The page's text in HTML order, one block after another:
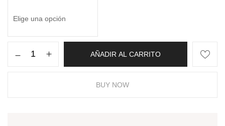
AÑADIR AL CARRITO
BUY NOW